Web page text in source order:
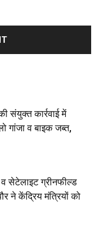
संयुक्त कार्रवाई में
गांजा व बाइक जब्त,
सेटेलाइट ग्रीनफील्ड
ने केंद्रिय मंत्रियों को